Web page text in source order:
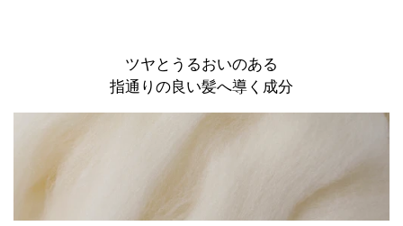
ツヤとうるおいのある
指通りの良い髪へ導く成分